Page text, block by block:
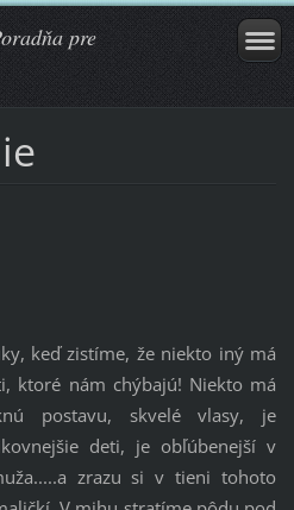
pre
keď zistíme, že niekto iný má
ktoré nám chýbajú! Niekto má
postavu, skvelé vlasy, je
deti, je obľúbenejší v
zrazu si v tieni tohoto